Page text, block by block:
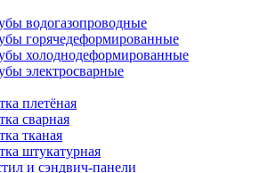
водогазопроводные
горячедеформированные
холоднодеформированные
электросварные
плетёная
сварная
тканая
штукатурная
и сэндвич-панели